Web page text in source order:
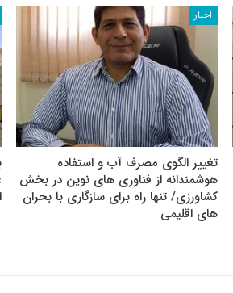
اخبار
تغییر الگوی مصرف آب و استفاده
هوشمندانه از فناوری های نوین در بخش
کشاورزی/ تنها راه برای سازگاری با بحران
های اقلیمی